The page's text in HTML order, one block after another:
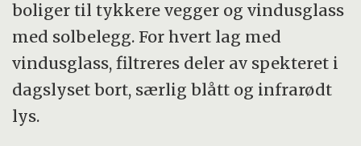
boliger til tykkere vegger og vindusglass
med solbelegg. For hvert lag med
vindusglass, filtreres deler av spekteret i
dagslyset bort, særlig blått og infrarødt
lys.